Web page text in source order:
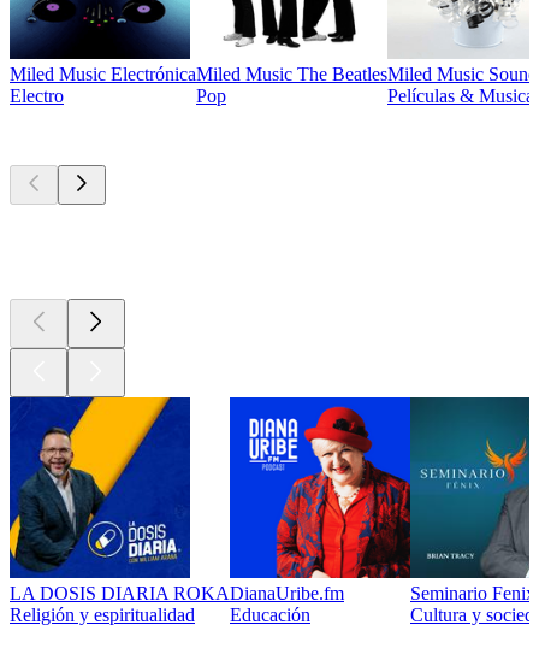
Miled Music Electrónica
Electro
Miled Music The Beatles
Pop
Miled Music
Películas &
LA DOSIS DIARIA ROKA
Religión y espiritualidad
DianaUribe.fm
Educación
Seminario
Cultura y